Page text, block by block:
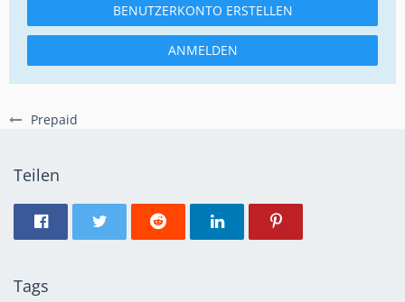
Prepaid
BENUTZERKONTO ERSTELLEN
ANMELDEN
Teilen
Tags